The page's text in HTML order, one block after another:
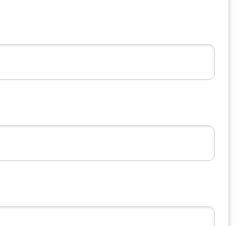
hàng cần lưu ý!!!